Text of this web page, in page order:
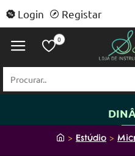
Login Registar
0
Procurar..
h
Estúdio